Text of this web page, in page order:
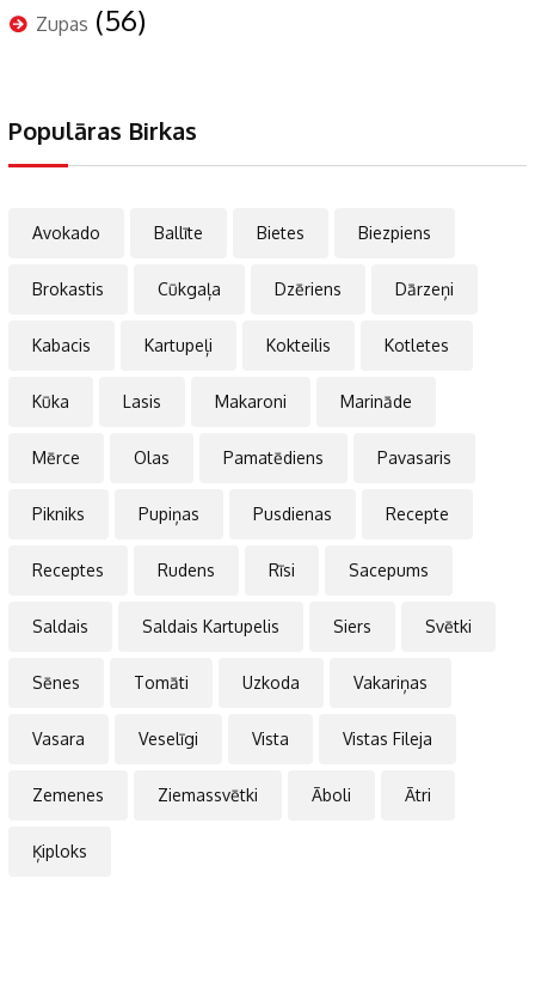
Zupas (56)
Populāras Birkas
Avokado Ballīte Bietes Biezpiens
Brokastis Cūkgaļa Dzēriens Dārzeņi
Kabacis Kartupeļi Kokteilis Kotletes
Kūka Lasis Makaroni Marināde
Mērce Olas Pamatēdiens Pavasaris
Pikniks Pupiņas Pusdienas Recepte
Receptes Rudens Rīsi Sacepums
Saldais Saldais Kartupelis Siers Svētki
Sēnes Tomāti Uzkoda Vakariņas
Vasara Veselīgi Vista Vistas Fileja
Zemenes Ziemassvētki Āboli Ātri
Ķiploks